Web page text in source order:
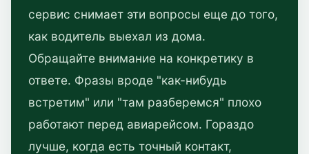
сервис снимает эти вопросы еще до того,
как водитель выехал из дома.
Обращайте внимание на конкретику в
ответе. Фразы вроде "как-нибудь
встретим" или "там разберемся" плохо
работают перед авиарейсом. Гораздо
лучше, когда есть точный контакт,